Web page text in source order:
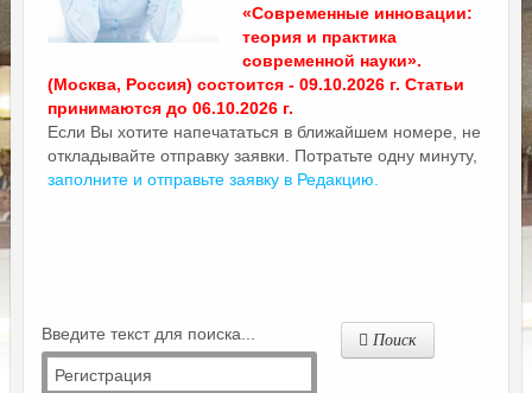
«Современные инновации:
теория и практика
современной науки».
(Москва, Россия) состоится - 09.10.2026 г. Статьи
принимаются до 06.10.2026 г.
Если Вы хотите напечататься в ближайшем номере, не
откладывайте отправку заявки. Потратьте одну минуту,
заполните и отправьте заявку в Редакцию.
Введите текст для поиска... Поиск